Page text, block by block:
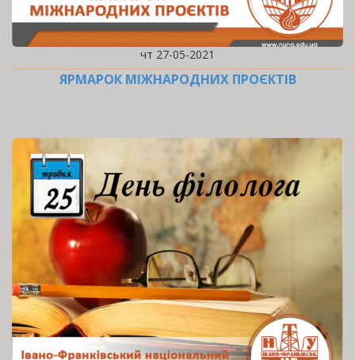
чт 27-05-2021
ЯРМАРОК МІЖНАРОДНИХ ПРОЄКТІВ